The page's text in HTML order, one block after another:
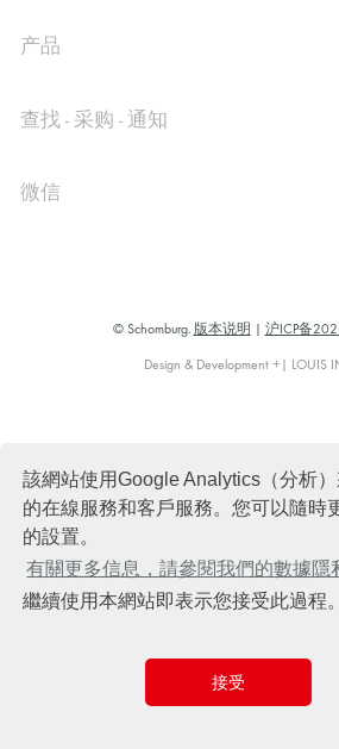
該網站使用Google Analytics（分析
的在線服務和客戶服務。您可以隨時
的設置。
有關更多信息，請參閱我們的數據隱
繼續使用本網站即表示您接受此過程。
接受
产品
查找 - 采购 - 通知
微信
© Schomburg. 版本说明 沪ICP备
Design & Development +| LOUIS